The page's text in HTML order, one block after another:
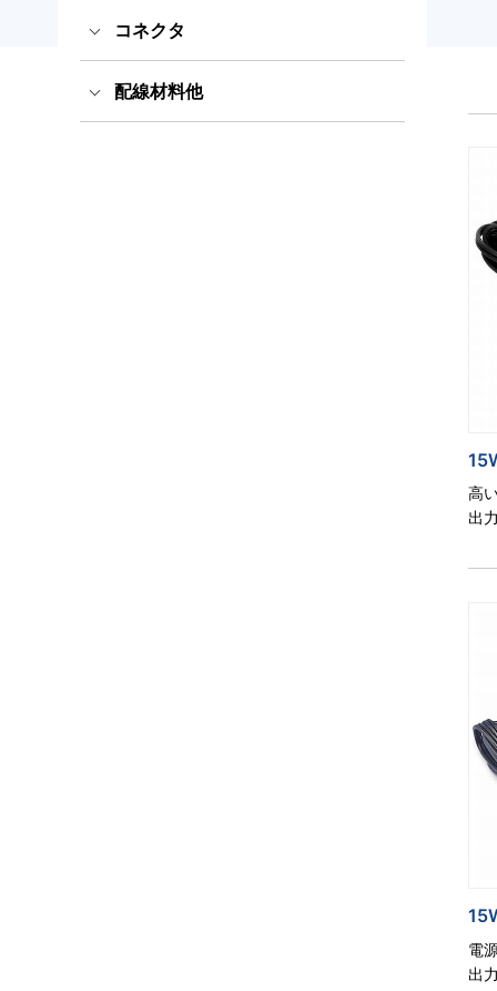
高
出
電
出
パワーデリバリー電源
LED電源・防水アダプター
海外輸出用電源ケーブル（AC
コード）
抜け防止電源ケーブル（ロッ
ク式）
医療規格タッチパネルPC
産業規格タッチパネルPC
コネクタ
出力プラグ・コネクタ
配線材料他